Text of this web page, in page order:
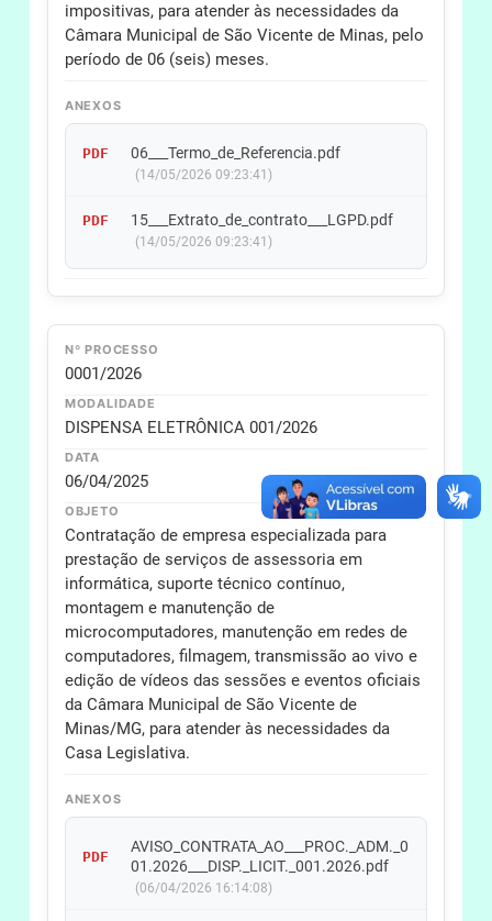
impositivas, para atender às necessidades da
Câmara Municipal de São Vicente de Minas, pelo
período de 06 (seis) meses.
ANEXOS
PDF 06___Termo_de_Referencia.pdf
(14/05/2026 09:23:41)
PDF 15___Extrato_de_contrato___LGPD.pdf
(14/05/2026 09:23:41)
Nº PROCESSO
0001/2026
MODALIDADE
DISPENSA ELETRÔNICA 001/2026
DATA
06/04/2025
OBJETO
Contratação de empresa especializada para
prestação de serviços de assessoria em
informática, suporte técnico contínuo,
montagem e manutenção de
microcomputadores, manutenção em redes de
computadores, filmagem, transmissão ao vivo e
edição de vídeos das sessões e eventos oficiais
da Câmara Municipal de São Vicente de
Minas/MG, para atender às necessidades da
Casa Legislativa.
ANEXOS
PDF
AVISO_CONTRATA_AO___PROC._ADM._0
01.2026___DISP._LICIT._001.2026.pdf
(06/04/2026 16:14:08)